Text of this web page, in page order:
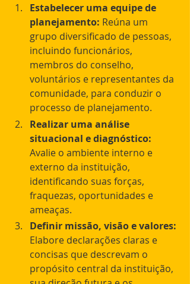
Estabelecer uma equipe de
planejamento: Reúna um
grupo diversificado de pessoas,
incluindo funcionários,
membros do conselho,
voluntários e representantes da
comunidade, para conduzir o
processo de planejamento.
Realizar uma análise
situacional e diagnóstico:
Avalie o ambiente interno e
externo da instituição,
identificando suas forças,
fraquezas, oportunidades e
ameaças.
Definir missão, visão e valores:
Elabore declarações claras e
concisas que descrevam o
propósito central da instituição,